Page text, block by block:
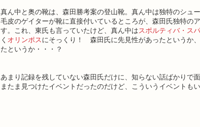
真ん中と奥の靴は、森田勝考案の登山靴。真ん中は独特のシュ
毛皮のゲイターが靴に直接付いているところが、森田氏独特の
す。これ、東氏も言っていたけど、真ん中はスポルティバ・ス
く オリンポスにそっくり！ 森田氏に先見性があったというか
たというか・・・？
あまり記録を残していない森田氏だけに、知らない話ばかりで
またま見つけたイベントだったのだけど、こういうイベントもい